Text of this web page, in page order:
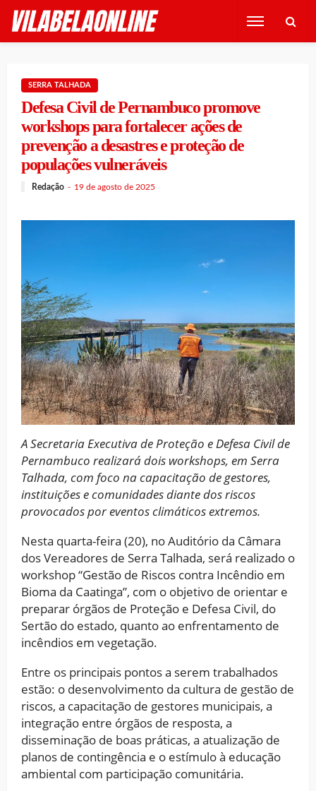
SERRA TALHADA
Defesa Civil de Pernambuco promove
workshops para fortalecer ações de
prevenção a desastres e proteção de
populações vulneráveis
Redação 19 de agosto de 2025
A Secretaria Executiva de Proteção e Defesa Civil de
Pernambuco realizará dois workshops, em Serra
Talhada, com foco na capacitação de gestores,
instituições e comunidades diante dos riscos
provocados por eventos climáticos extremos.
Nesta quarta-feira (20), no Auditório da Câmara
dos Vereadores de Serra Talhada, será realizado o
workshop “Gestão de Riscos contra Incêndio em
Bioma da Caatinga”, com o objetivo de orientar e
preparar órgãos de Proteção e Defesa Civil, do
Sertão do estado, quanto ao enfrentamento de
incêndios em vegetação.
Entre os principais pontos a serem trabalhados
estão: o desenvolvimento da cultura de gestão de
riscos, a capacitação de gestores municipais, a
integração entre órgãos de resposta, a
disseminação de boas práticas, a atualização de
planos de contingência e o estímulo à educação
ambiental com participação comunitária.